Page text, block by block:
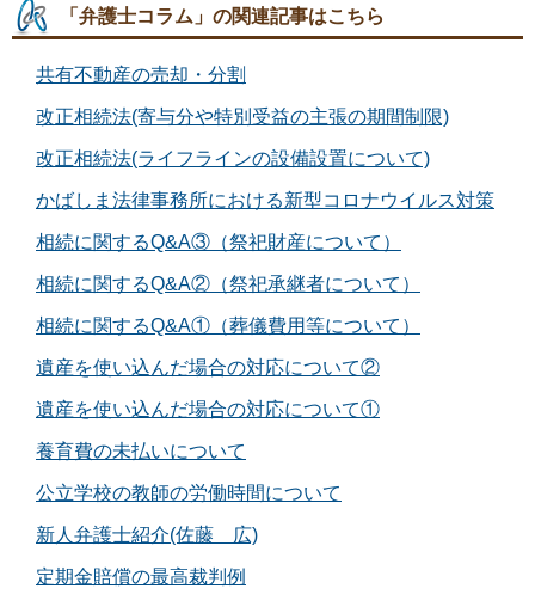
「弁護士コラム」の関連記事はこちら
共有不動産の売却・分割
改正相続法(寄与分や特別受益の主張の期間制限)
改正相続法(ライフラインの設備設置について)
かばしま法律事務所における新型コロナウイルス対策
相続に関するQ&A③（祭祀財産について）
相続に関するQ&A②（祭祀承継者について）
相続に関するQ&A①（葬儀費用等について）
遺産を使い込んだ場合の対応について②
遺産を使い込んだ場合の対応について①
養育費の未払いについて
公立学校の教師の労働時間について
新人弁護士紹介(佐藤 広)
定期金賠償の最高裁判例